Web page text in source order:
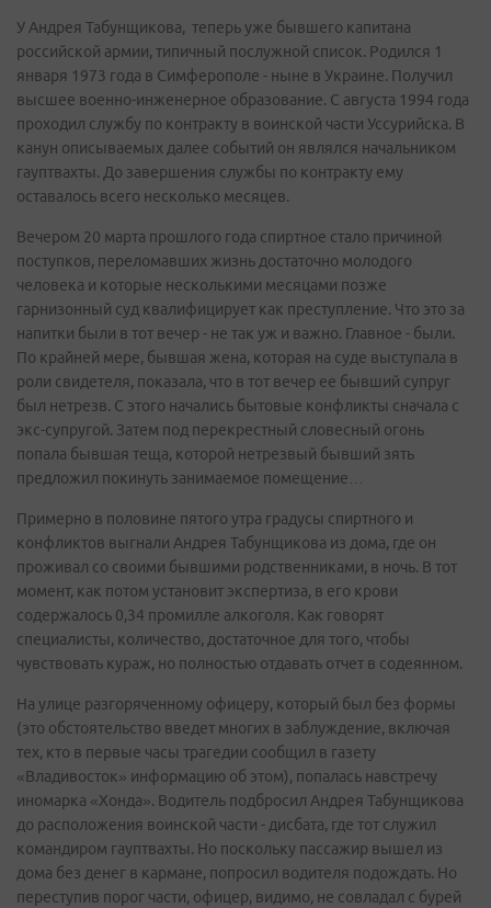
У Андрея Табунщикова, теперь уже бывшего капитана
российской армии, типичный послужной список. Родился 1
января 1973 года в Симферополе - ныне в Украине. Получил
высшее военно-инженерное образование. С августа 1994 года
проходил службу по контракту в воинской части Уссурийска. В
канун описываемых далее событий он являлся начальником
гауптвахты. До завершения службы по контракту ему
оставалось всего несколько месяцев.
Вечером 20 марта прошлого года спиртное стало причиной
поступков, переломавших жизнь достаточно молодого
человека и которые несколькими месяцами позже
гарнизонный суд квалифицирует как преступление. Что это за
напитки были в тот вечер - не так уж и важно. Главное - были.
По крайней мере, бывшая жена, которая на суде выступала в
роли свидетеля, показала, что в тот вечер ее бывший супруг
был нетрезв. С этого начались бытовые конфликты сначала с
экс-супругой. Затем под перекрестный словесный огонь
попала бывшая теща, которой нетрезвый бывший зять
предложил покинуть занимаемое помещение…
Примерно в половине пятого утра градусы спиртного и
конфликтов выгнали Андрея Табунщикова из дома, где он
проживал со своими бывшими родственниками, в ночь. В тот
момент, как потом установит экспертиза, в его крови
содержалось 0,34 промилле алкоголя. Как говорят
специалисты, количество, достаточное для того, чтобы
чувствовать кураж, но полностью отдавать отчет в содеянном.
На улице разгоряченному офицеру, который был без формы
(это обстоятельство введет многих в заблуждение, включая
тех, кто в первые часы трагедии сообщил в газету
«Владивосток» информацию об этом), попалась навстречу
иномарка «Хонда». Водитель подбросил Андрея Табунщикова
до расположения воинской части - дисбата, где тот служил
командиром гауптвахты. Но поскольку пассажир вышел из
дома без денег в кармане, попросил водителя подождать. Но
переступив порог части, офицер, видимо, не совладал с бурей